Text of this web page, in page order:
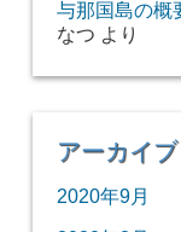
与那国島の概
なつ より
アーカイブ
2020年9月